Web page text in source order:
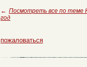
← Посмотреть все по теме
год
пожаловаться